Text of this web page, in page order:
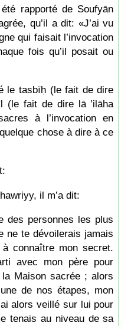
rapporté de Soufyān
qu’il a dit: «J’ai vu
qui faisait l’invocation
fois qu’il posait ou
le tasbīḥ (le fait de dire
(le fait de dire lā ’ilāha
à l’invocation en
chose à dire à ce
il m’a dit:
des personnes les plus
ne te dévoilerais jamais
connaître mon secret.
avec mon père pour
Maison sacrée ; alors
de nos étapes, mon
alors veillé sur lui pour
tenais au niveau de sa